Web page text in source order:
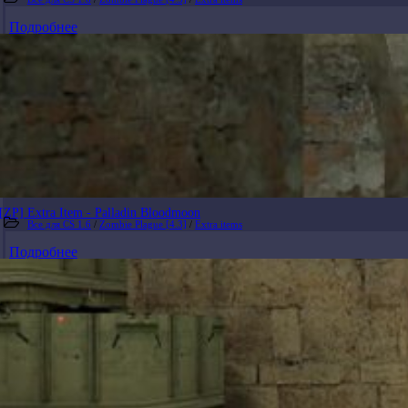
Подробнее
[ZP] Extra Item - Palladin Bloodmoon
Все для CS 1.6 / Zombie Plague [4.3] / Extra items
Подробнее